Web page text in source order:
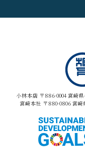
小林本店 〒886-0004 宮崎
宮崎本社 〒880-0806 宮